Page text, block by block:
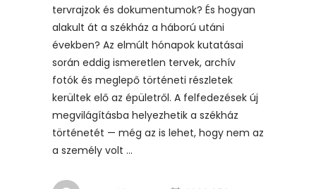
tervrajzok és dokumentumok? És hogyan
alakult át a székház a háború utáni
években? Az elmúlt hónapok kutatásai
során eddig ismeretlen tervek, archív
fotók és meglepő történeti részletek
kerültek elő az épületről. A felfedezések új
megvilágításba helyezhetik a székház
történetét — még az is lehet, hogy nem az
a személy volt